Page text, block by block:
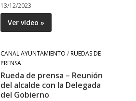
13/12/2023
Ver vídeo »
CANAL AYUNTAMIENTO /RUEDAS DE
PRENSA
Rueda de prensa – Reunión
del alcalde con la Delegada
del Gobierno